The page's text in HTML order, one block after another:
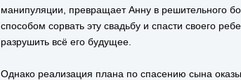
манипуляции, превращает Анну в решительного
способом сорвать эту свадьбу и спасти своего
разрушить всё его будущее.
Однако реализация плана по спасению сына